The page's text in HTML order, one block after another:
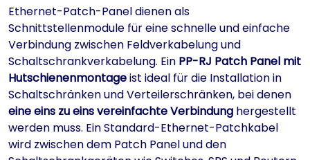
Ethernet-Patch-Panel dienen als
Schnittstellenmodule für eine schnelle und einfache
Verbindung zwischen Feldverkabelung und
Schaltschrankverkabelung. Ein PP-RJ Patch Panel mit
Hutschienenmontageist ideal für die Installation in
Schaltschränken und Verteilerschränken, bei denen
eine eins zu eins vereinfachte Verbindung hergestellt
werden muss. Ein Standard-Ethernet-Patchkabel
wird zwischen dem Patch Panel und den